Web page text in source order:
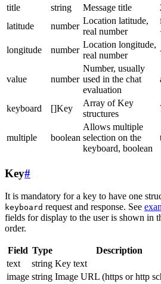
title
string Message title
latitude
number
Location latitude,
real number
longitude
number
Location longitude,
real number
value number
Number, usually
used in the chat
evaluation
keyboard []Key
Array of Key
structures
multiple boolean
Allows multiple
selection on the
keyboard, boolean
Key#
It is mandatory for a key to have one
keyboard request and response. See
fields for display to the user is shown in
order.
Field Type Description
text
string Key text
image string Image URL (https or http